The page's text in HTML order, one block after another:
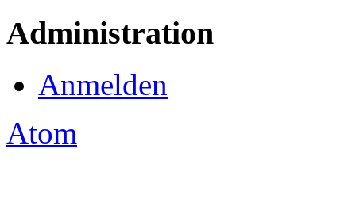
Administration
Anmelden
Atom